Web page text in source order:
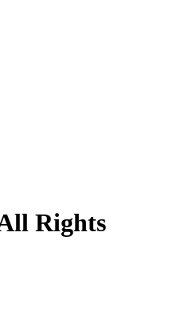
Rights